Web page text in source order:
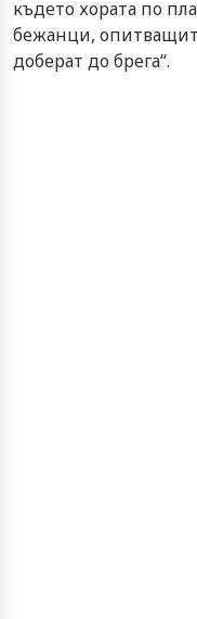
където хората по
бежанци,
доберат до брега“.